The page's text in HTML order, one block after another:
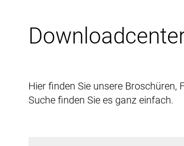
Hier finden Sie unsere
Suche finden Sie es ganz einfach.